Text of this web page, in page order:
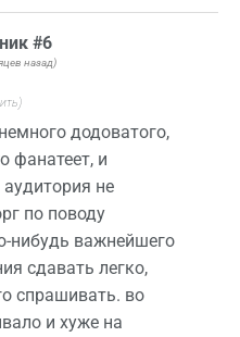
#6
назад)
додоватого,
фанатеет, и
аудитория не
по поводу
нибудь важнейшего
сдавать легко,
спрашивать. во
и хуже на